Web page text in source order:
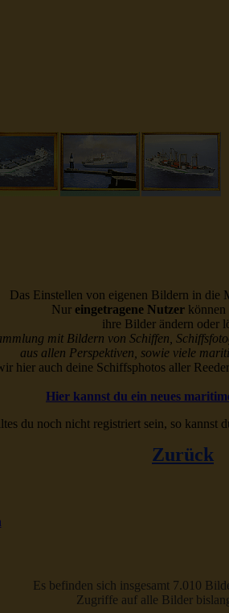
Das Einstellen von eigenen Bildern in die
Nur eingetragene Nutzer
ihre Bilder ändern oder
mit Bildern von Schiffen,
aus allen Perspektiven, sowie viele
hier auch deine Schiffsphotos aller
Hier kannst du ein neues
du noch nicht registriert sein, so kannst
Zurück
Es befinden sich insgesamt 7.010
Zugriffe auf alle Bilder